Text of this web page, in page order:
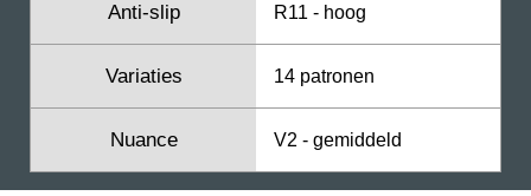
Anti-slip R11 - hoog
Variaties 14 patronen
Nuance V2 - gemiddeld